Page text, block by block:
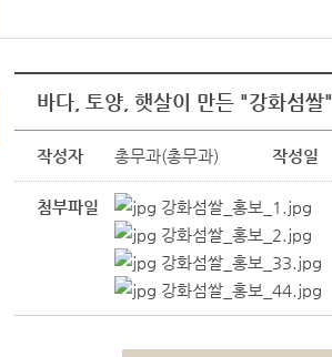
바다, 토양, 햇살이 만든 "강화섬쌀"
작성자 총무과(총무과) 작성일
첨부파일
강화섬쌀_홍보_1.jpg
강화섬쌀_홍보_2.jpg
강화섬쌀_홍보_33.jpg
강화섬쌀_홍보_44.jpg